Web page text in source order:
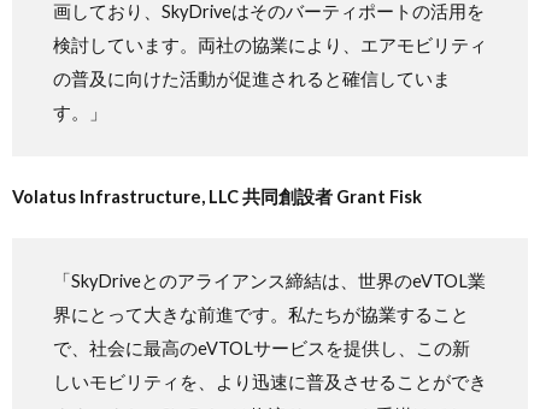
画しており、SkyDriveはそのバーティポートの活用を
検討しています。両社の協業により、エアモビリティ
の普及に向けた活動が促進されると確信していま
す。」
Volatus Infrastructure, LLC 共同創設者 Grant Fisk
「SkyDriveとのアライアンス締結は、世界のeVTOL業
界にとって大きな前進です。私たちが協業すること
で、社会に最高のeVTOLサービスを提供し、この新
しいモビリティを、より迅速に普及させることができ